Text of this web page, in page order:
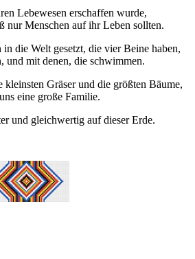
Lebewesen erschaffen wurde,
nur Menschen auf ihr Leben sollten.
die Welt gesetzt, die vier Beine haben,
und mit denen, die schwimmen.
Gräser und die größten Bäume,
eine große Familie.
und gleichwertig auf dieser Erde.